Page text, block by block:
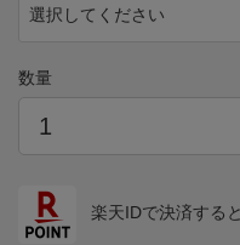
選択してください
数量
楽天IDで決済すると